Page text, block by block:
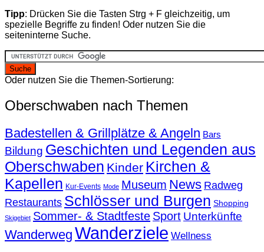
Tipp: Drücken Sie die Tasten Strg + F gleichzeitig, um
spezielle Begriffe zu finden! Oder nutzen Sie die
seiteninterne Suche.
Oder nutzen Sie die Themen-Sortierung:
Oberschwaben nach Themen
Badestellen & Grillplätze & Angeln Bars
Bildung Geschichten und Legenden aus
Oberschwaben Kinder Kirchen &
Kapellen Kur-Events Mode Museum News Radweg
Restaurants Schlösser und Burgen Shopping
Skigebiet Sommer- & Stadtfeste Sport Unterkünfte
Wanderweg Wanderziele Wellness